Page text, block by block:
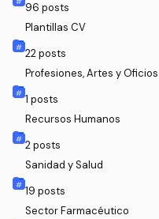
96 posts
Plantillas CV
22posts
Profesiones, Artes y Oficios
1 posts
Recursos Humanos
2posts
Sanidad y Salud
19 posts
Sector Farmacéutico